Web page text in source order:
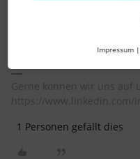
können es derzeit nicht
Gerne können wir uns auf
https://www.linkedin.com/
1 Personen gefällt dies
Impressum |